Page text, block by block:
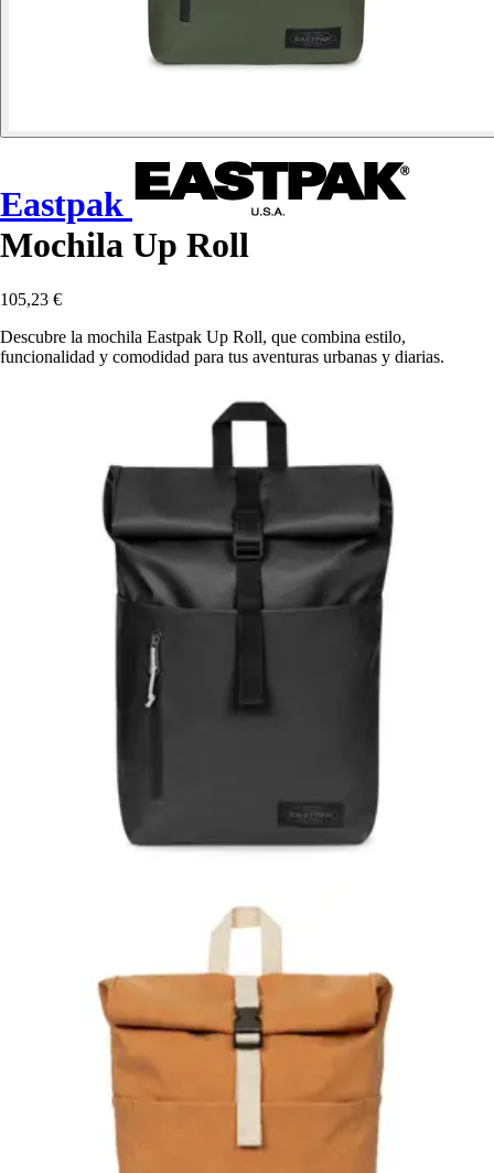
Eastpak
Mochila Up Roll
105,23 €
Descubre la mochila Eastpak Up Roll, que combina estilo,
funcionalidad y comodidad para tus aventuras urbanas y diarias.